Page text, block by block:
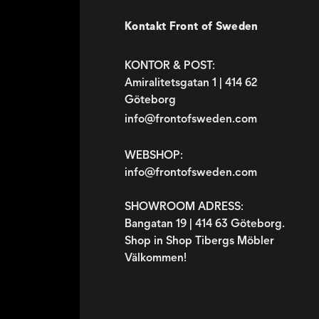
Kontakt Front of Sweden
KONTOR & POST:
Amiralitetsgatan 1 | 414 62
Göteborg
info@frontofsweden.com
WEBSHOP:
info@frontofsweden.com
SHOWROOM ADRESS:
Bangatan 19 | 414 63 Göteborg.
Shop in Shop Tibergs Möbler
Välkommen!